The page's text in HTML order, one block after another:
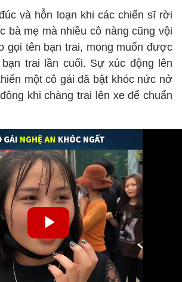
và hỗn loạn khi các chiến sĩ rời
bà mẹ mà nhiều cô nàng cũng vội
gọi tên bạn trai, mong muốn được
trai lần cuối. Sự xúc động lên
một cô gái đã bật khóc nức nở
khi chàng trai lên xe để chuẩn